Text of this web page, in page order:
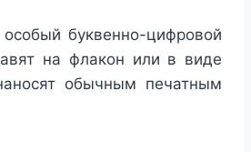
буквенно-цифровой
на флакон или в виде
обычным печатным